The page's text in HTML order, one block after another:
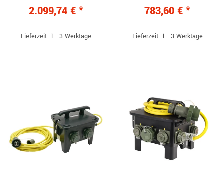
V/400 V, 63 A
2.099,74 € *
Lieferzeit: 1 - 3 Werktage
V, 16 A
783,60 € *
Lieferzeit: 1 - 3 Werktage